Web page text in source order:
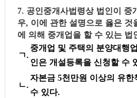
7. 공인중개사법령상 법인이 중
우, 이에 관한 설명으로 옳은 것
에 의해 중개업을 할 수 있는 법
ㄱ.
중개업 및 주택의 분양대행
인은 개설등록을 신청할 수
ㄴ.
자본금 5천만원 이상의 유
수 있다.